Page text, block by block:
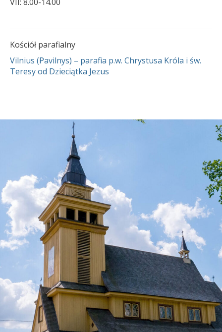
Kościół parafialny
Vilnius (Pavilnys) – parafia p.w. Chrystusa Króla i św.
Teresy od Dzieciątka Jezus